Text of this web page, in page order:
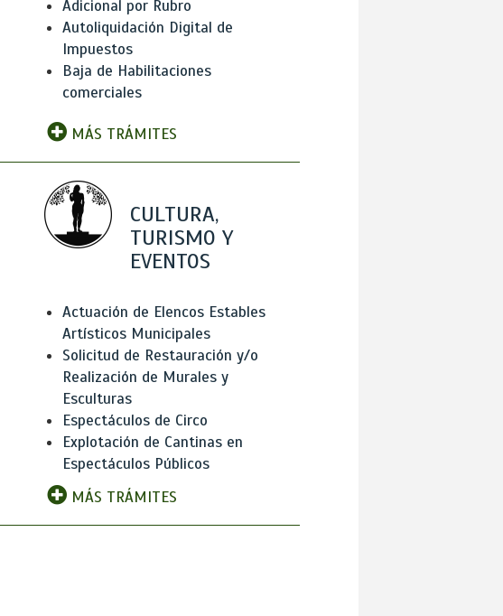
Adicional por Rubro
Autoliquidación Digital de
Impuestos
Baja de Habilitaciones
comerciales
MÁS TRÁMITES
CULTURA,
TURISMO Y
EVENTOS
Actuación de Elencos Estables
Artísticos Municipales
Solicitud de Restauración y/o
Realización de Murales y
Esculturas
Espectáculos de Circo
Explotación de Cantinas en
Espectáculos Públicos
MÁS TRÁMITES